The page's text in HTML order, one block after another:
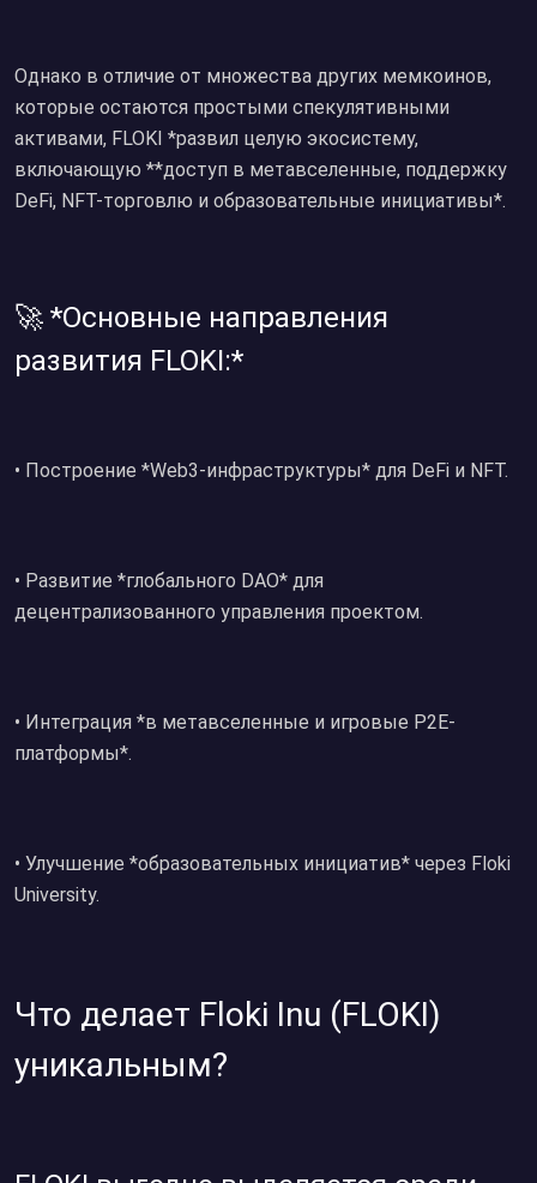
Однако в отличие от множества других мемкоинов,
которые остаются простыми спекулятивными
активами, FLOKI *развил целую экосистему,
включающую **доступ в метавселенные, поддержку
DeFi, NFT-торговлю и образовательные инициативы*.
🚀 *Основные направления
развития FLOKI:*
•⁠ ⁠Построение *Web3-инфраструктуры* для DeFi и NFT.
•⁠ ⁠Развитие *глобального DAO* для
децентрализованного управления проектом.
•⁠ ⁠Интеграция *в метавселенные и игровые P2E-
платформы*.
•⁠ ⁠Улучшение *образовательных инициатив* через Floki
University.
Что делает Floki Inu (FLOKI)
уникальным?